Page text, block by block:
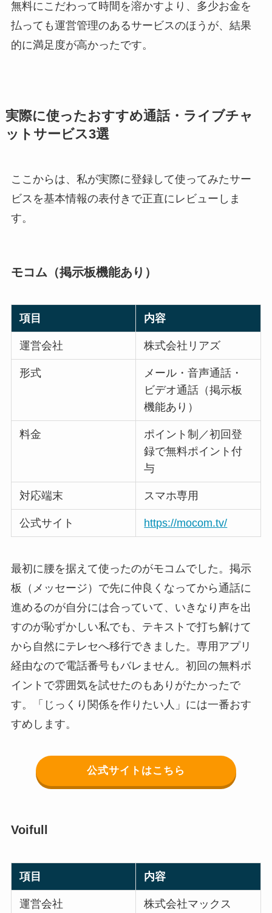
無料にこだわって時間を溶かすより、多少お金を
払っても運営管理のあるサービスのほうが、結果
的に満足度が高かったです。
実際に使ったおすすめ通話・ライブチャ
ットサービス3選
ここからは、私が実際に登録して使ってみたサー
ビスを基本情報の表付きで正直にレビューしま
す。
モコム（掲示板機能あり）
項目 内容
運営会社 株式会社リアズ
形式
メール・音声通話・
ビデオ通話（掲示板
機能あり）
料金
ポイント制／初回登
録で無料ポイント付
与
対応端末 スマホ専用
公式サイト https://mocom.tv/
最初に腰を据えて使ったのがモコムでした。掲示
板（メッセージ）で先に仲良くなってから通話に
進めるのが自分には合っていて、いきなり声を出
すのが恥ずかしい私でも、テキストで打ち解けて
から自然にテレセへ移行できました。専用アプリ
経由なので電話番号もバレません。初回の無料ポ
イントで雰囲気を試せたのもありがたかったで
す。「じっくり関係を作りたい人」には一番おす
すめします。
公式サイトはこちら
Voifull
項目 内容
運営会社
株式会社マックス